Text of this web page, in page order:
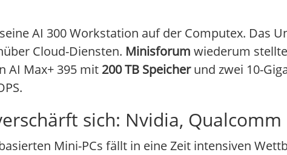
AI 300 Workstation auf der Computex. Das
Cloud-Diensten. Minisforum wiederum
AI Max+ 395 mit 200 TB Speicherund zwei 10-
sich: Nvidia,
Mini-PCs fällt in eine Zeit intensiven